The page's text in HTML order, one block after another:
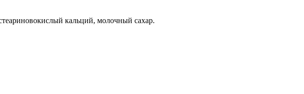
кальций, молочный сахар.